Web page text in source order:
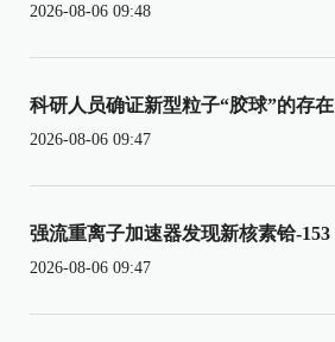
2026-08-06 09:48
科研人员确证新型粒子“胶球”的存在
2026-08-06 09:47
强流重离子加速器发现新核素铪-153
2026-08-06 09:47